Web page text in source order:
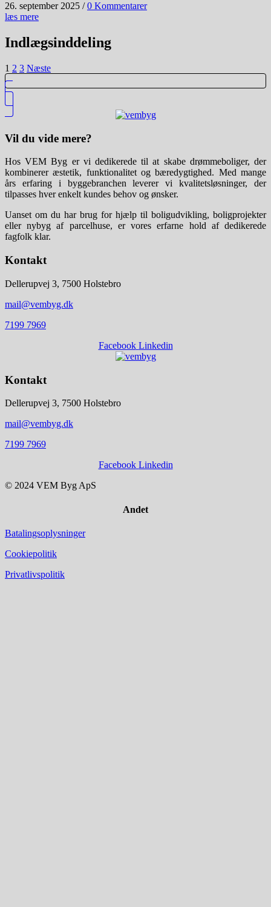
26. september 2025 / 0 Kommentarer
læs mere
Indlægsinddeling
1 2 3 Næste
Vil du vide mere?
Hos VEM Byg er vi dedikerede til at skabe drømmeboliger, der
kombinerer æstetik, funktionalitet og bæredygtighed. Med mange
års erfaring i byggebranchen leverer vi kvalitetsløsninger, der
tilpasses hver enkelt kundes behov og ønsker.
Uanset om du har brug for hjælp til boligudvikling, boligprojekter
eller nybyg af parcelhuse, er vores erfarne hold af dedikerede
fagfolk klar.
Kontakt
Dellerupvej 3, 7500 Holstebro
mail@vembyg.dk
7199 7969
Facebook Linkedin
Kontakt
Dellerupvej 3, 7500 Holstebro
mail@vembyg.dk
7199 7969
Facebook Linkedin
© 2024 VEM Byg ApS
Andet
Batalingsoplysninger
Cookiepolitik
Privatlivspolitik